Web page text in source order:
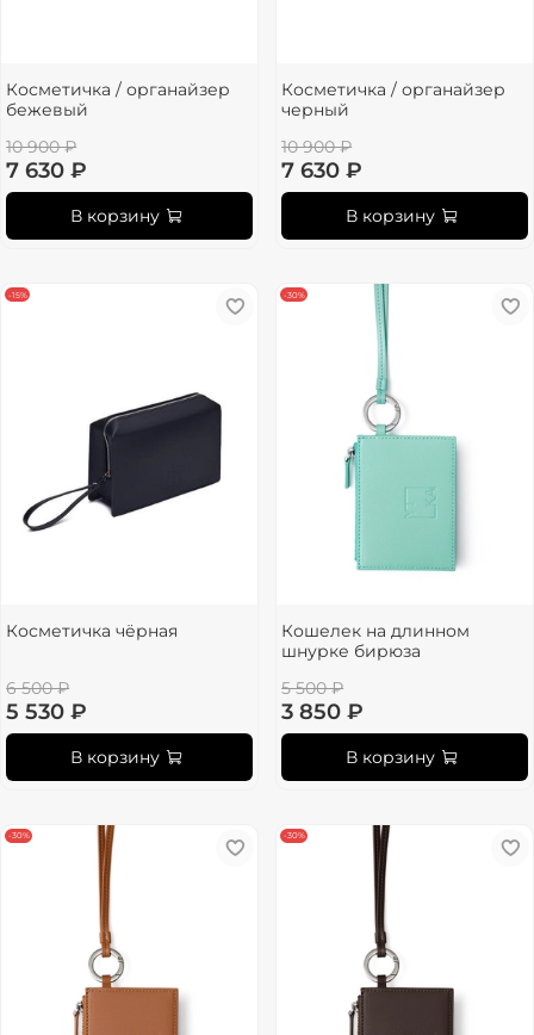
Косметичка / органайзер
бежевый
10 900 ₽
7 630 ₽
В корзину
Косметичка / органайзер
черный
10 900 ₽
7 630 ₽
В корзину
-15%
Косметичка чёрная
6 500 ₽
5 530 ₽
В корзину
-30%
Кошелек на длинном
шнурке бирюза
5 500 ₽
3 850 ₽
В корзину
-30% -30%